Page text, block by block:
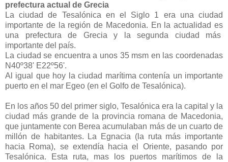
prefectura actual de Grecia
La ciudad de Tesalónica en el Siglo 1 era una ciudad
importante de la región de Macedonia. En la actualidad es
una prefectura de Grecia y la segunda ciudad más
importante del país.
La ciudad se encuentra a unos 35 msm en las coordenadas
N40º38' E22º56'.
Al igual que hoy la ciudad marítima contenía un importante
puerto en el mar Egeo (en el Golfo de Tesalónica).
En los años 50 del primer siglo, Tesalónica era la capital y la
ciudad más grande de la provincia romana de Macedonia,
que juntamente con Berea acumulaban más de un cuarto de
millón de habitantes. La Egnacia (la ruta más importante
hacia Roma), se extendía hacia el Oriente, pasando por
Tesalónica. Esta ruta, mas los puertos marítimos de la